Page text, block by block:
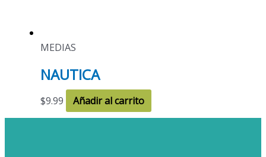
MEDIAS
NAUTICA
$9.99 Añadir al carrito